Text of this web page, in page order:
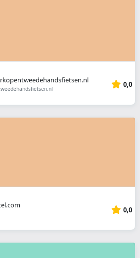
0,0
0,0